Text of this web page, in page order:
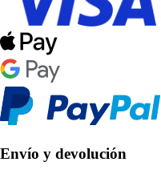
Envío y devolución